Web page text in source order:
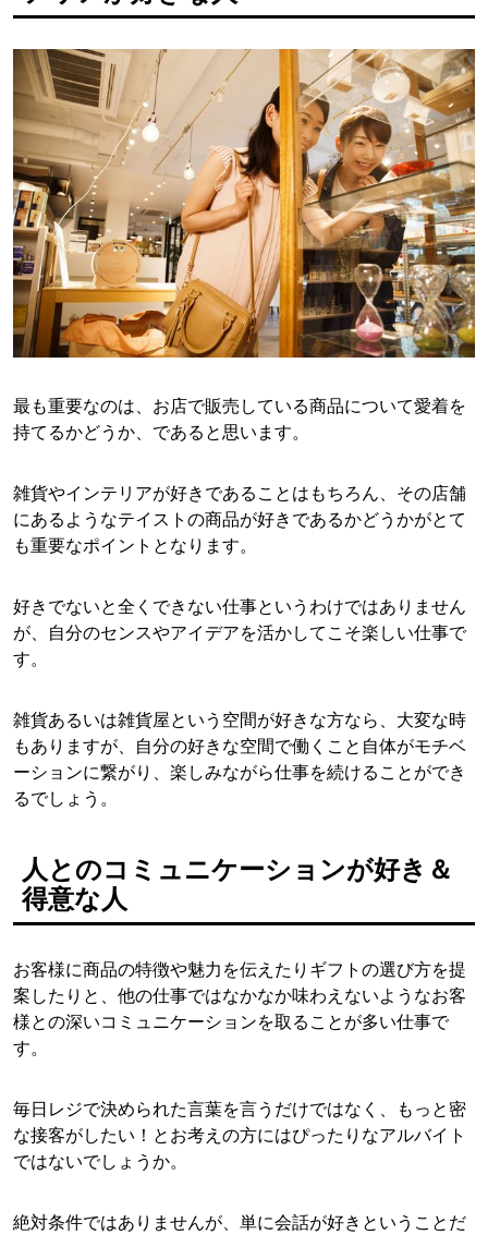
最も重要なのは、お店で販売している商品について愛着を
持てるかどうか、であると思います。
雑貨やインテリアが好きであることはもちろん、その店舗
にあるようなテイストの商品が好きであるかどうかがとて
も重要なポイントとなります。
好きでないと全くできない仕事というわけではありません
が、自分のセンスやアイデアを活かしてこそ楽しい仕事で
す。
雑貨あるいは雑貨屋という空間が好きな方なら、大変な時
もありますが、自分の好きな空間で働くこと自体がモチベ
ーションに繋がり、楽しみながら仕事を続けることができ
るでしょう。
人とのコミュニケーションが好き＆
得意な人
お客様に商品の特徴や魅力を伝えたりギフトの選び方を提
案したりと、他の仕事ではなかなか味わえないようなお客
様との深いコミュニケーションを取ることが多い仕事で
す。
毎日レジで決められた言葉を言うだけではなく、もっと密
な接客がしたい！とお考えの方にはぴったりなアルバイト
ではないでしょうか。
絶対条件ではありませんが、単に会話が好きということだ